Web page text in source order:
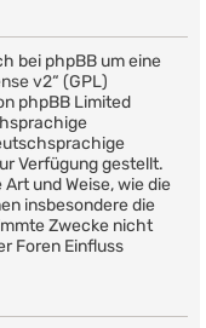
bei phpBB um eine
v2“ (GPL)
phpBB Limited
Verfügung gestellt.
und Weise, wie die
insbesondere die
Zwecke nicht
Foren Einfluss